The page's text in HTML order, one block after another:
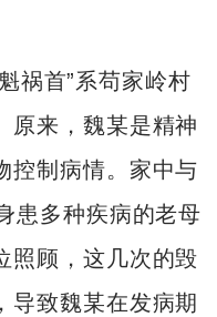
祸首”系苟家岭村
原来，魏某是精神
控制病情。家中与
患多种疾病的老母
照顾，这几次的毁
导致魏某在发病期